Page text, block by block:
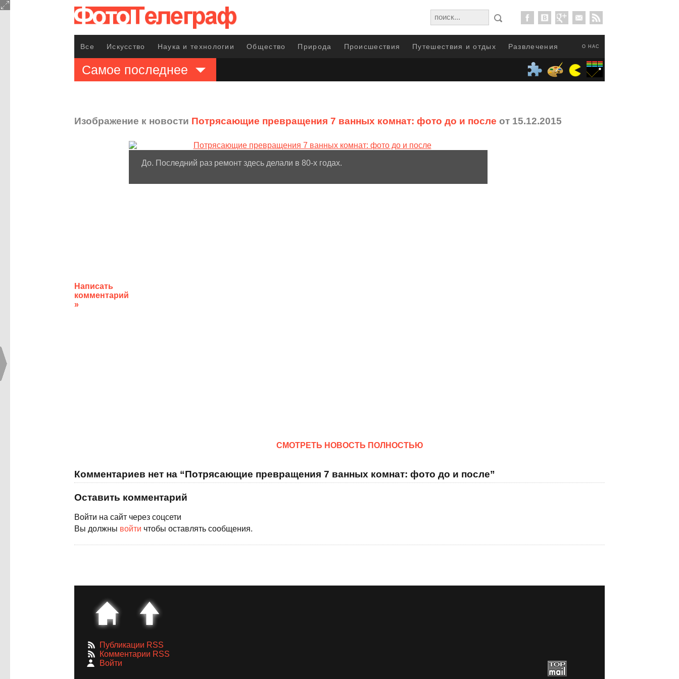
О НАС
Все Искусство Наука и технологии Общество Природа Происшествия Путешествия и отдых Развлечения
Самое последнее
Изображение к новости Потрясающие превращения 7 ванных комнат: фото до и после от 15.12.2015
Написать
комментарий
»
До. Последний раз ремонт здесь делали в 80-х годах.
CМОТРЕТЬ НОВОСТЬ ПОЛНОСТЬЮ
Комментариев нет на “Потрясающие превращения 7 ванных комнат: фото до и после”
Оставить комментарий
Войти на сайт через соцсети
Вы должны войти чтобы оставлять сообщения.
Публикации RSS
Комментарии RSS
Войти